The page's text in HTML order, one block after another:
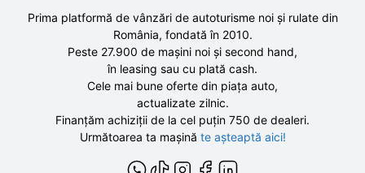
Prima platformă de vânzări de autoturisme noi și rulate din
România, fondată în 2010.
Peste 27.900 de mașini noi și second hand,
în leasing sau cu plată cash.
Cele mai bune oferte din piața auto,
actualizate zilnic.
Finanțăm achiziții de la cel puțin 750 de dealeri.
Următoarea ta mașină te așteaptă aici!